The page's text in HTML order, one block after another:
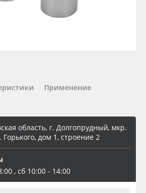
Применение
область, г. Долгопрудный, мкр.
Горького, дом 1, строение 2
, сб 10:00 - 14:00